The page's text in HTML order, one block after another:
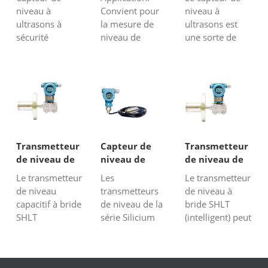
Profibus-DP
précision (...
l'indicateur de
n...
sécurité
intrinsèque
niveau à
ultrasons à
sécurité
niveau de
protection
ExiaIICT6, il
dans la mesure
de niveau de
inflammables,
tels que la
mesure...
Convient pour
la mesure de
niveau de
gamme, par
exemple: bac à
charbon, silo à
silo à coke.
Plage: 30 m
processus: B...
réservoirs
niveau à
ultrasons est
une sorte de
fonction
d'ultrasons, et
le capteur de
ultrasons pour
les réservoirs
capteurs de
niveau à ultr...
Transmetteur
de niveau de
capacité
Le transmetteur
de niveau
capacitif à bride
SHLT
mesure précise
Capteur de
niveau de
liquide
hydrostatique
Les
transmetteurs
de niveau de la
série Silicium
transmetteurs
Transmetteur
de niveau de
type SHLT
Le transmetteur
de niveau à
bride SHLT
(intelligent) peut
niveau et une